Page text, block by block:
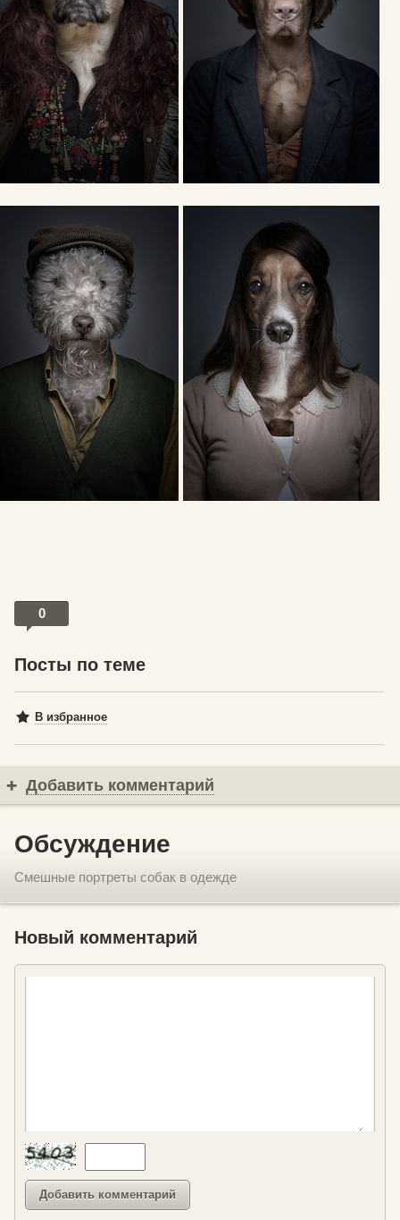
0
Посты по теме
В избранное
Добавить комментарий
Обсуждение
Смешные портреты собак в одежде
Новый комментарий